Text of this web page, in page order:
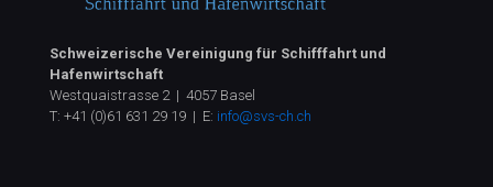
Schweizerische Vereinigung für Schifffahrt und
Hafenwirtschaft
Westquaistrasse 2 | 4057 Basel
T: +41 (0)61 631 29 19 | E: info@svs-ch.ch